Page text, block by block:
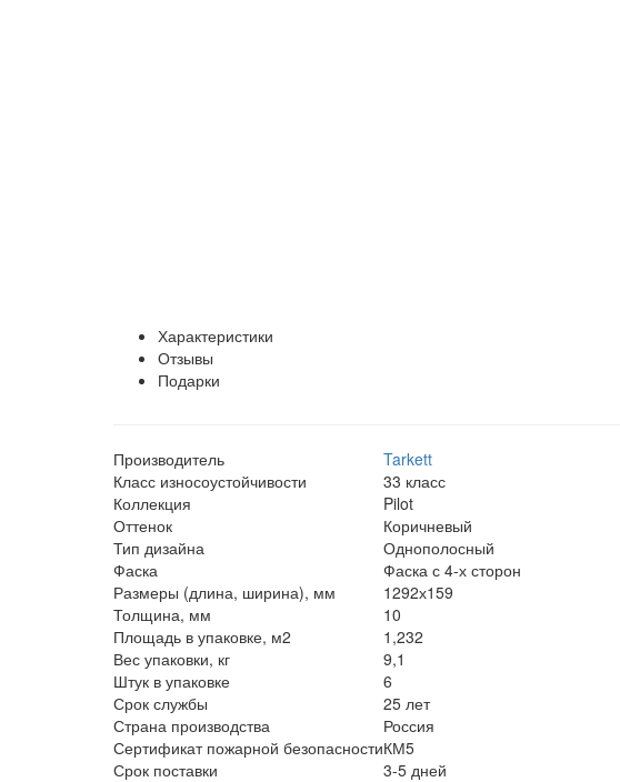
Характеристики
Отзывы
Подарки
Производитель
Tarkett
Класс износоустойчивости
33 класс
Коллекция
Pilot
Оттенок
Коричневый
Тип дизайна
Однополосный
Фаска
Фаска с 4-х сторон
Размеры (длина, ширина), мм
1292х159
Толщина, мм
10
Площадь в упаковке, м2
1,232
Вес упаковки, кг
9,1
Штук в упаковке
6
Срок службы
25 лет
Страна производства
Россия
Сертификат пожарной безопасностиКМ5
Срок поставки
3-5 дней